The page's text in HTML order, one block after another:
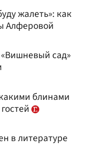
жалеть»: как
Алферовой
сад»
блинами
в литературе